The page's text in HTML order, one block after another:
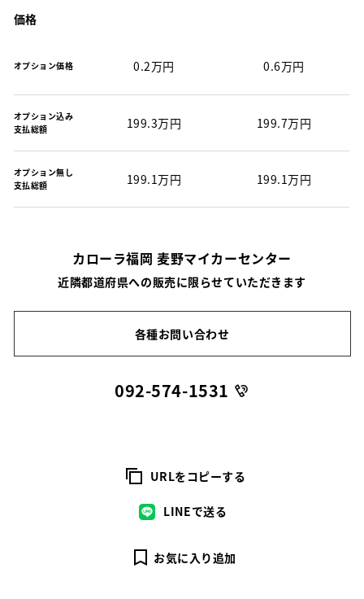
価格
オプション価格 0.2万円 0.6万円
オプション込み
支払総額
199.3万円 199.7万円
オプション無し
支払総額
199.1万円 199.1万円
カローラ福岡 麦野マイカーセンター
近隣都道府県への販売に限らせていただきます
各種お問い合わせ
092-574-1531
URLをコピーする
LINEで送る
お気に入り追加